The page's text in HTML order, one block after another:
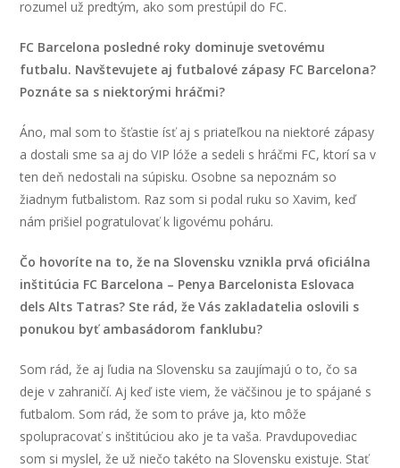
rozumel už predtým, ako som prestúpil do FC.
FC Barcelona posledné roky dominuje svetovému
futbalu. Navštevujete aj futbalové zápasy FC Barcelona?
Poznáte sa s niektorými hráčmi?
Áno, mal som to šťastie ísť aj s priateľkou na niektoré zápasy
a dostali sme sa aj do VIP lóže a sedeli s hráčmi FC, ktorí sa v
ten deň nedostali na súpisku. Osobne sa nepoznám so
žiadnym futbalistom. Raz som si podal ruku so Xavim, keď
nám prišiel pogratulovať k ligovému poháru.
Čo hovoríte na to, že na Slovensku vznikla prvá oficiálna
inštitúcia FC Barcelona – Penya Barcelonista Eslovaca
dels Alts Tatras? Ste rád, že Vás zakladatelia oslovili s
ponukou byť ambasádorom fanklubu?
Som rád, že aj ľudia na Slovensku sa zaujímajú o to, čo sa
deje v zahraničí. Aj keď iste viem, že väčšinou je to spájané s
futbalom. Som rád, že som to práve ja, kto môže
spolupracovať s inštitúciou ako je ta vaša. Pravdupovediac
som si myslel, že už niečo takéto na Slovensku existuje. Stať